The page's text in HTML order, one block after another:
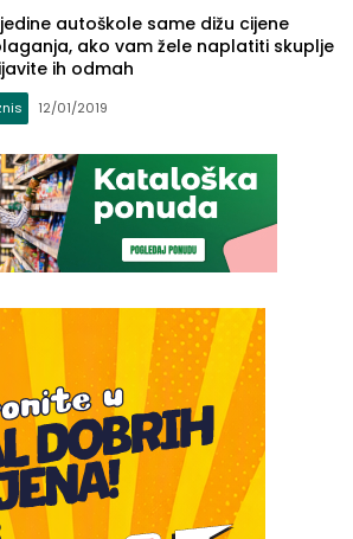
autoškole same dižu cijene
ako vam žele naplatiti skuplje
ih odmah
12/01/2019